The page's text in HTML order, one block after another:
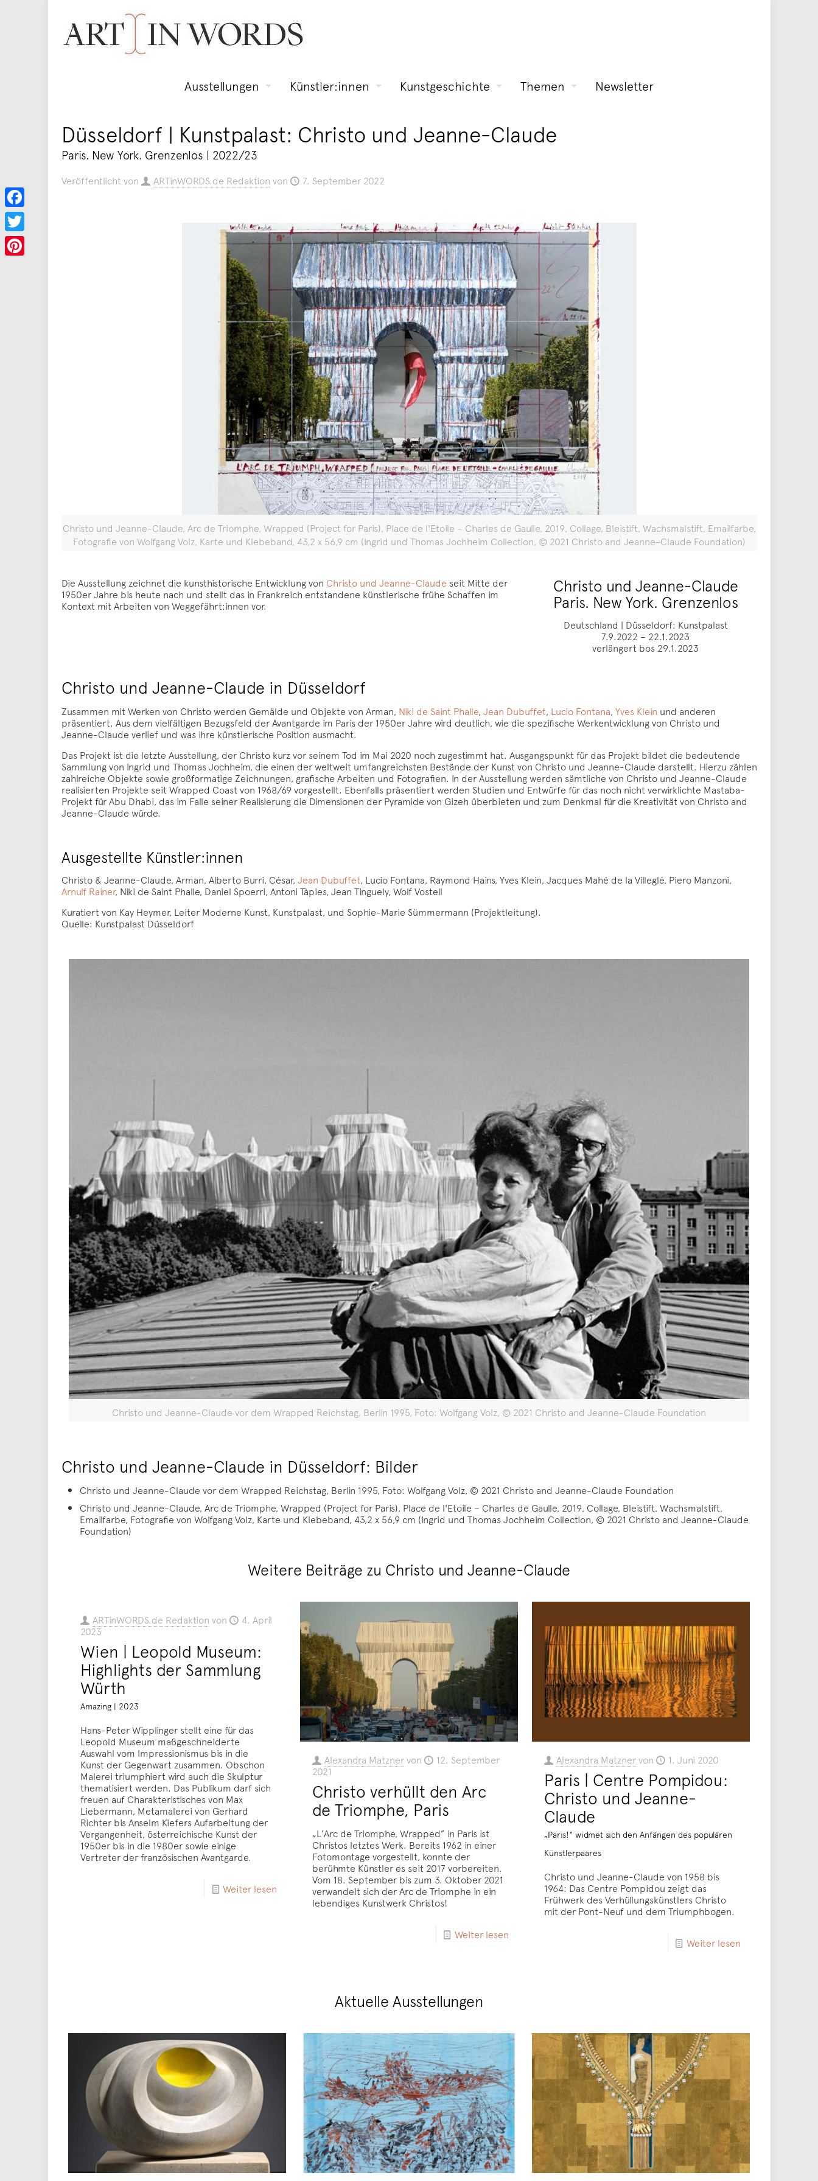
Ausstellungen Künstler:innen Kunstgeschichte Themen Newsletter
Düsseldorf | Kunstpalast: Christo und Jeanne-Claude
Paris. New York. Grenzenlos | 2022/23
Veröffentlicht von ARTinWORDS.de Redaktion von 7. September 2022
Christo und Jeanne-Claude, Arc de Triomphe, Wrapped (Project for Paris), Place de l'Etoile – Charles de Gaulle, 2019, Collage, Bleistift, Wachsmalstift, Emailfarbe,
Fotografie von Wolfgang Volz, Karte und Klebeband, 43,2 x 56,9 cm (Ingrid und Thomas Jochheim Collection, © 2021 Christo and Jeanne-Claude Foundation)
Die Ausstellung zeichnet die kunsthistorische Entwicklung von Christo und Jeanne-Claude seit Mitte der
1950er Jahre bis heute nach und stellt das in Frankreich ent­standene künstlerische frühe Schaffen im
Kontext mit Arbeiten von Weggefährt:innen vor.
Christo und Jeanne-Claude
Paris. New York. Grenzenlos
Deutschland | Düsseldorf: Kunstpalast
7.9.2022 – 22.1.2023
verlängert bos 29.1.2023
Christo und Jeanne-Claude in Düsseldorf
Zusammen mit Werken von Christo werden Gemälde und Objekte von Arman, Niki de Saint Phalle, Jean Dubuffet, Lucio Fontana, Yves Klein und anderen
präsentiert. Aus dem vielfältigen Bezugsfeld der Avantgarde im Paris der 1950er Jahre wird deutlich, wie die spezifische Werkentwicklung von Christo und
Jeanne-Claude verlief und was ihre künstlerische Position ausmacht.
Das Projekt ist die letzte Ausstellung, der Christo kurz vor seinem Tod im Mai 2020 noch zugestimmt hat. Ausgangspunkt für das Projekt bildet die bedeutende
Sammlung von Ingrid und Thomas Jochheim, die einen der weltweit umfangreichsten Bestände der Kunst von Christo und Jeanne-Claude darstellt. Hierzu zählen
zahlreiche Objekte sowie großformatige Zeichnungen, grafische Arbeiten und Fotografien. In der Ausstellung werden sämtliche von Christo und Jeanne-Claude
realisierten Projekte seit Wrapped Coast von 1968/69 vorgestellt. Ebenfalls präsentiert werden Studien und Entwürfe für das noch nicht verwirklichte Mastaba-
Projekt für Abu Dhabi, das im Falle seiner Realisierung die Dimensionen der Pyramide von Gizeh überbieten und zum Denkmal für die Kreativität von Christo and
Jeanne-Claude würde.
Ausgestellte Künstler:innen
Christo & Jeanne-Claude, Arman, Alberto Burri, César, Jean Dubuffet, Lucio Fontana, Raymond Hains, Yves Klein, Jacques Mahé de la Villeglé, Piero Manzoni,
Arnulf Rainer, Niki de Saint Phalle, Daniel Spoerri, Antoni Tàpies, Jean Tinguely, Wolf Vostell
Kuratiert von Kay Heymer, Leiter Moderne Kunst, Kunstpalast, und Sophie-Marie Sümmermann (Projektleitung).
Quelle: Kunstpalast Düsseldorf
Christo und Jeanne-Claude vor dem Wrapped Reichstag, Berlin 1995, Foto: Wolfgang Volz, © 2021 Christo and Jeanne-Claude Foundation
Christo und Jeanne-Claude in Düsseldorf: Bilder
Christo und Jeanne-Claude vor dem Wrapped Reichstag, Berlin 1995, Foto: Wolfgang Volz, © 2021 Christo and Jeanne-Claude Foundation
Christo und Jeanne-Claude, Arc de Triomphe, Wrapped (Project for Paris), Place de l'Etoile – Charles de Gaulle, 2019, Collage, Bleistift, Wachsmalstift,
Emailfarbe, Fotografie von Wolfgang Volz, Karte und Klebeband, 43,2 x 56,9 cm (Ingrid und Thomas Jochheim Collection, © 2021 Christo and Jeanne-Claude
Foundation)
Weitere Beiträge zu Christo und Jeanne-Claude
ARTinWORDS.de Redaktion von
4. April
2023
Wien | Leopold Museum:
Highlights der Sammlung
Würth
Amazing | 2023
Hans-Peter Wipplinger stellt eine für das
Leopold Museum maßgeschneiderte
Auswahl vom Impressionismus bis in die
Kunst der Gegenwart zusammen. Obschon
Malerei triumphiert wird auch die Skulptur
thematisiert werden. Das Publikum darf sich
freuen auf Charakteristisches von Max
Liebermann, Metamalerei von Gerhard
Richter bis Anselm Kiefers Aufarbeitung der
Vergangenheit, österreichische Kunst der
1950er bis in die 1980er sowie einige
Vertreter der französischen Avantgarde.
Weiter lesen
Alexandra Matznervon
12. September
2021
Christo verhüllt den Arc
de Triomphe, Paris
„L’Arc de Triomphe, Wrapped” in Paris ist
Christos letztes Werk. Bereits 1962 in einer
Fotomontage vorgestellt, konnte der
berühmte Künstler es seit 2017 vorbereiten.
Vom 18. September bis zum 3. Oktober 2021
verwandelt sich der Arc de Triomphe in ein
lebendiges Kunstwerk Christos!
Weiter lesen
Alexandra Matznervon 1. Juni 2020
Paris | Centre Pompidou:
Christo und Jeanne-
Claude
„Paris!“ widmet sich den Anfängen des populären
Künstlerpaares
Christo und Jeanne-Claude von 1958 bis
1964: Das Centre Pompidou zeigt das
Frühwerk des Verhüllungskünstlers Christo
mit der Pont-Neuf und dem Triumphbogen.
Weiter lesen
Aktuelle Ausstellungen
Facebook
Twitter